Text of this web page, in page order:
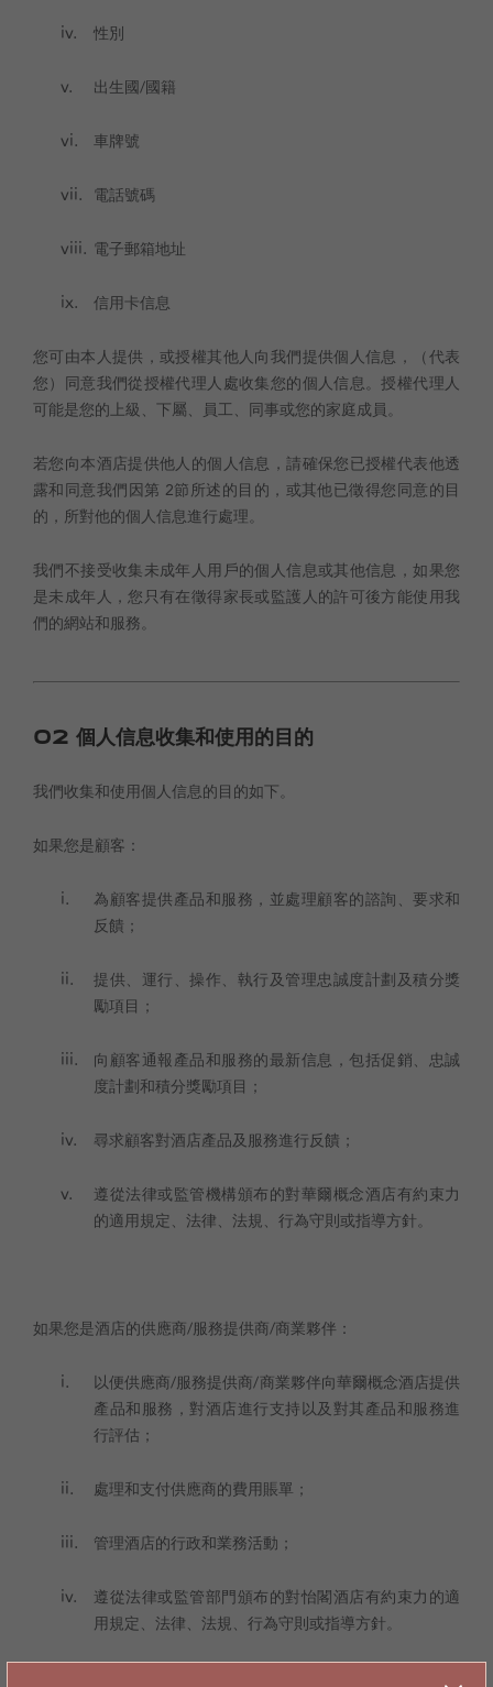
性別
出生國/國籍
車牌號
電話號碼
電子郵箱地址
信用卡信息
您可由本人提供，或授權其他人向我們提供個人信息，（代表
您）同意我們從授權代理人處收集您的個人信息。授權代理人
可能是您的上級、下屬、員工、同事或您的家庭成員。
若您向本酒店提供他人的個人信息，請確保您已授權代表他透
露和同意我們因第 2節所述的目的，或其他已徵得您同意的目
的，所對他的個人信息進行處理。
我們不接受收集未成年人用戶的個人信息或其他信息，如果您
是未成年人，您只有在徵得家長或監護人的許可後方能使用我
們的網站和服務。
02 個人信息收集和使用的目的
我們收集和使用個人信息的目的如下。
如果您是顧客：
為顧客提供產品和服務，並處理顧客的諮詢、要求和
反饋；
提供、運行、操作、執行及管理忠誠度計劃及積分獎
勵項目；
向顧客通報產品和服務的最新信息，包括促銷、忠誠
度計劃和積分獎勵項目；
尋求顧客對酒店產品及服務進行反饋；
遵從法律或監管機構頒布的對華爾概念酒店有約束力
的適用規定、法律、法規、行為守則或指導方針。
如果您是酒店的供應商/服務提供商/商業夥伴：
以便供應商/服務提供商/商業夥伴向華爾概念酒店提供
產品和服務，對酒店進行支持以及對其產品和服務進
行評估；
處理和支付供應商的費用賬單；
管理酒店的行政和業務活動；
遵從法律或監管部門頒布的對怡閣酒店有約束力的適
用規定、法律、法規、行為守則或指導方針。